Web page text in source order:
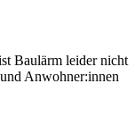
Baulärm leider nicht
Anwohner:innen